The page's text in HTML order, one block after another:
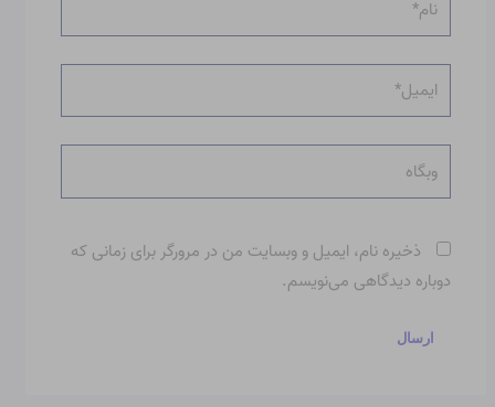
ایمیل*
وبگاه
ذخیره نام، ایمیل و وبسایت من در مرورگر برای زمانی که
دوباره دیدگاهی می‌نویسم.